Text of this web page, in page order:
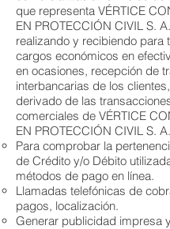
que representa VÉRTICE
EN PROTECCIÓN CIVIL S.
realizando y recibiendo para
cargos económicos en
en ocasiones, recepción de
interbancarias de los
derivado de las
comerciales de VÉRTICE
EN PROTECCIÓN CIVIL S.
Para comprobar la
de Crédito y/o Débito
métodos de pago en línea.
Llamadas telefónicas de
pagos, localización.
Generar publicidad impresa